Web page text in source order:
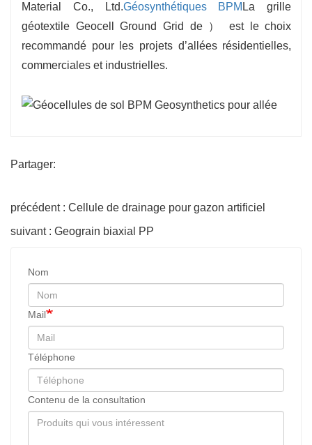
Material Co., Ltd.Géosynthétiques BPM La grille
géotextile Geocell Ground Grid de ） est le choix
recommandé pour les projets d’allées résidentielles,
commerciales et industrielles.
Partager:
précédent : Cellule de drainage pour gazon artificiel
suivant : Geograin biaxial PP
Nom
Mail
Téléphone
Contenu de la consultation